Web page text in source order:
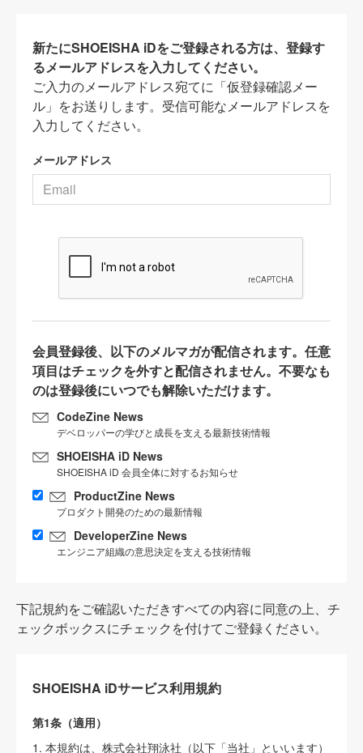
新たにSHOEISHA iDをご登録される方は、登録す
るメールアドレスを入力してください。
ご入力のメールアドレス宛てに「仮登録確認メー
ル」をお送りします。受信可能なメールアドレスを
入力してください。
メールアドレス
会員登録後、以下のメルマガが配信されます。任意
項目はチェックを外すと配信されません。不要なも
のは登録後にいつでも解除いただけます。
CodeZine News
デベロッパーの学びと成長を支える最新技術情報
SHOEISHA iD News
SHOEISHA iD 会員全体に対するお知らせ
ProductZine News
プロダクト開発のための最新情報
DeveloperZine News
エンジニア組織の意思決定を支える技術情報
下記規約をご確認いただきすべての内容に同意の上、チ
ェックボックスにチェックを付けてご登録ください。
SHOEISHA iDサービス利用規約
第1条（適用）
1. 本規約は、株式会社翔泳社（以下「当社」といいます）